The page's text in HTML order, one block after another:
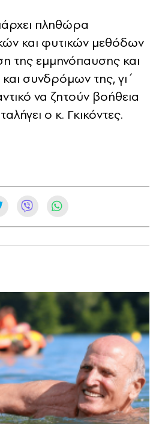
πληθώρα
και φυτικών μεθόδων
της εμμηνόπαυσης και
συνδρόμων της, γι΄
να ζητούν βοήθεια
ο κ. Γκικόντες.